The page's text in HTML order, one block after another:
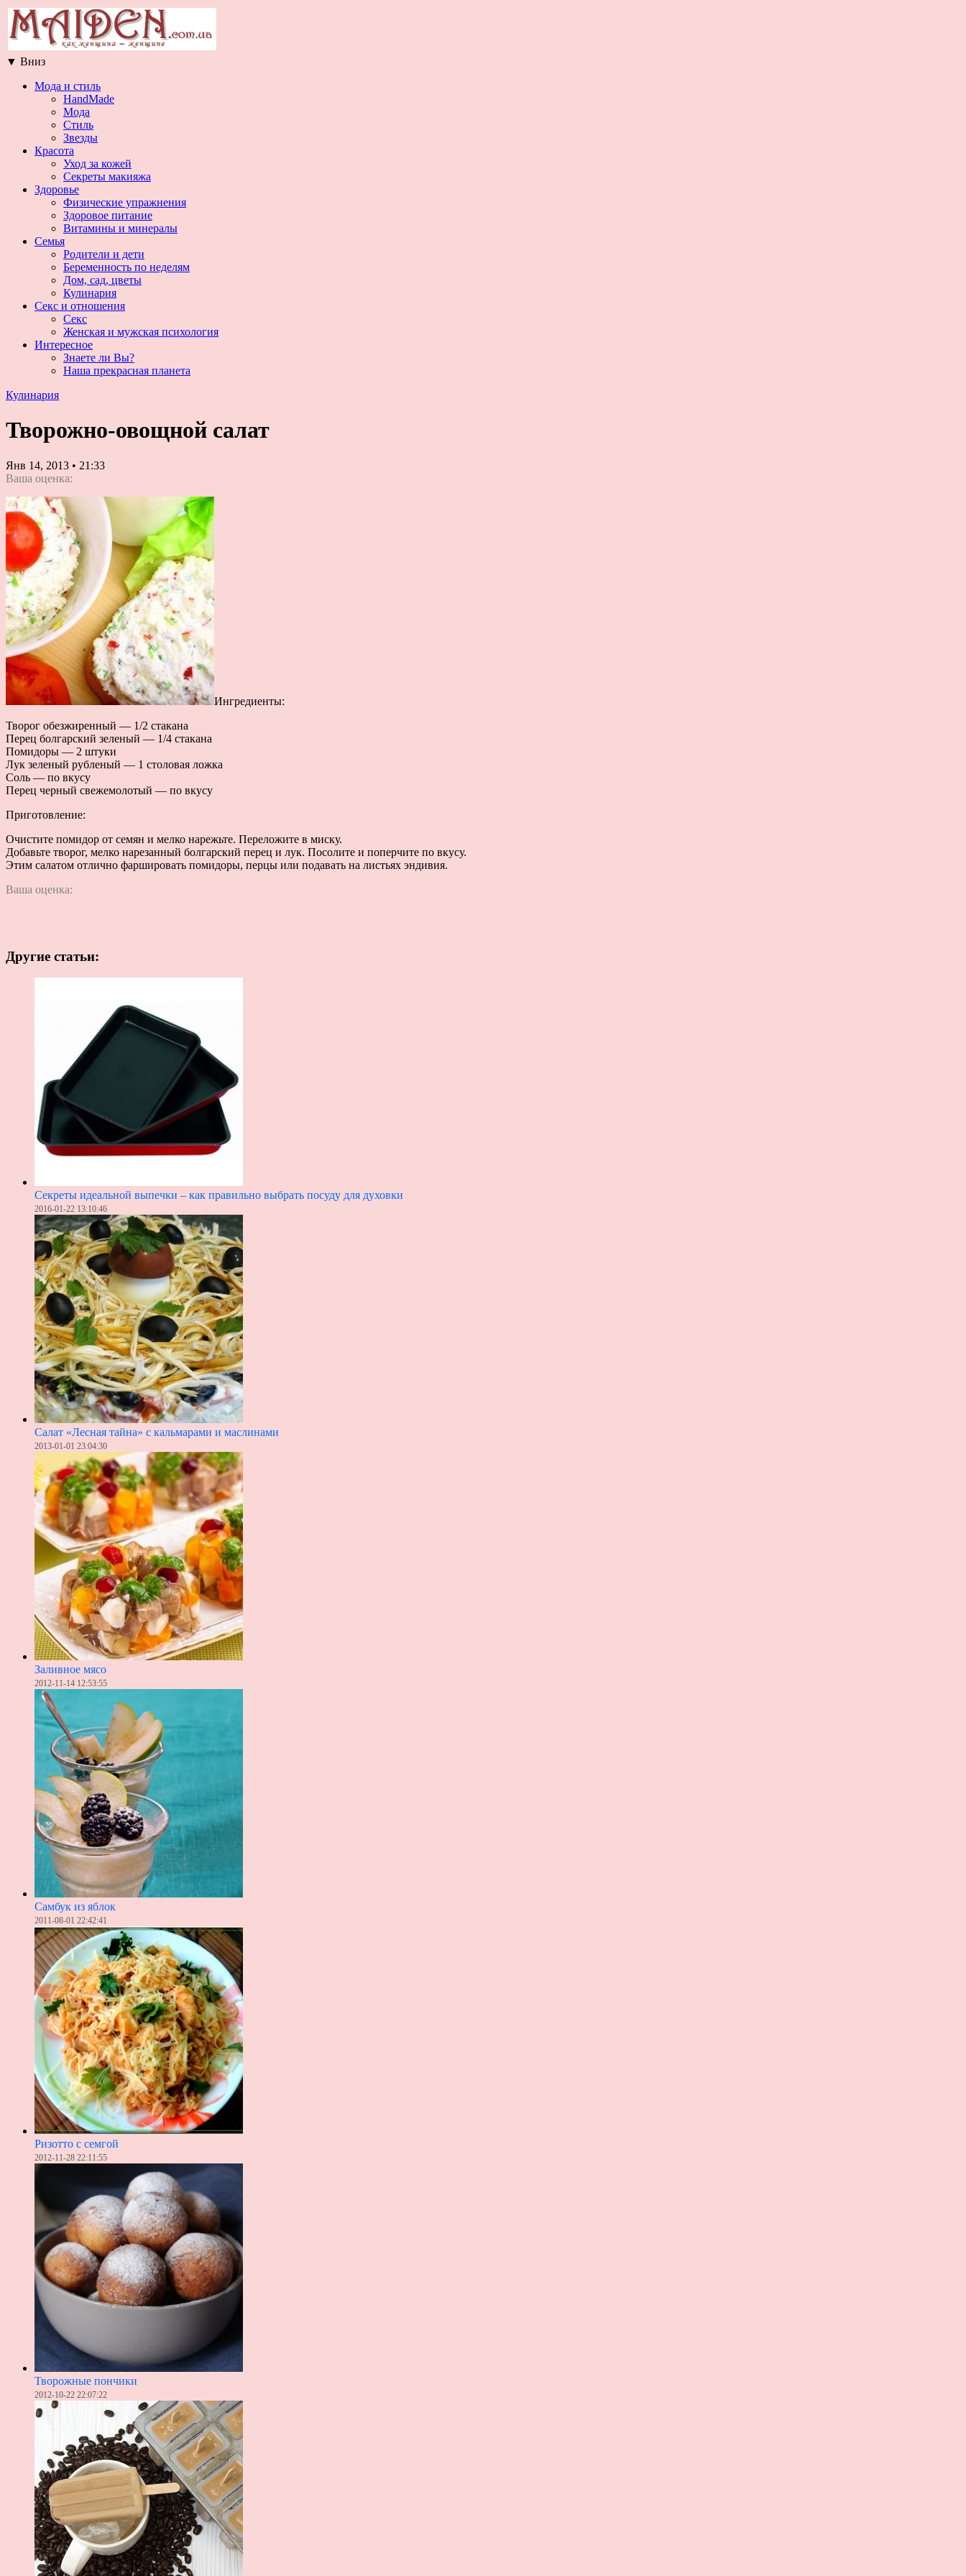
▼ Вниз
Мода и стиль
HandMade
Мода
Стиль
Звезды
Красота
Уход за кожей
Секреты макияжа
Здоровье
Физические упражнения
Здоровое питание
Витамины и минералы
Семья
Родители и дети
Беременность по неделям
Дом, сад, цветы
Кулинария
Секс и отношения
Секс
Женская и мужская психология
Интересное
Знаете ли Вы?
Наша прекрасная планета
Кулинария
Творожно-овощной салат
Янв 14, 2013 • 21:33
Ваша оценка:
Ингредиенты:
Творог обезжиренный — 1/2 стакана
Перец болгарский зеленый — 1/4 стакана
Помидоры — 2 штуки
Лук зеленый рубленый — 1 столовая ложка
Соль — по вкусу
Перец черный свежемолотый — по вкусу
Приготовление:
Очистите помидор от семян и мелко нарежьте. Переложите в миску.
Добавьте творог, мелко нарезанный болгарский перец и лук. Посолите и поперчите по вкусу.
Этим салатом отлично фаршировать помидоры, перцы или подавать на листьях эндивия.
Ваша оценка:
Другие статьи:
Секреты идеальной выпечки – как правильно выбрать посуду для духовки
2016-01-22 13:10:46
Салат «Лесная тайна» с кальмарами и маслинами
2013-01-01 23:04:30
Заливное мясо
2012-11-14 12:53:55
Самбук из яблок
2011-08-01 22:42:41
Ризотто с семгой
2012-11-28 22:11:55
Творожные пончики
2012-10-22 22:07:22